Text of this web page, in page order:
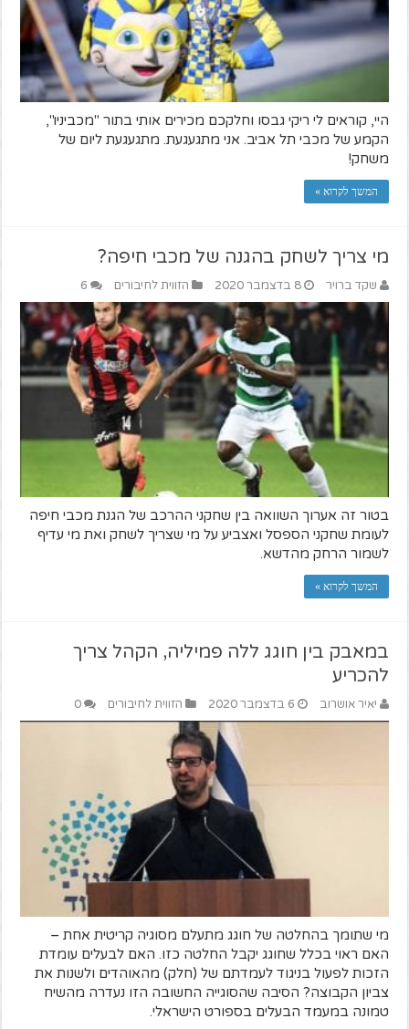
היי, קוראים לי ריקי גבסו וחלקכם מכירים אותי בתור "מכביניו",
הקמע של מכבי תל אביב. אני מתגעגעת. מתגעגעת ליום של
משחק!
המשך לקרוא »
מי צריך לשחק בהגנה של מכבי חיפה?
שקד ברויר 8 בדצמבר 2020 הזווית לחיבורים 6
בטור זה אערוך השוואה בין שחקני ההרכב של הגנת מכבי חיפה
לעומת שחקני הספסל ואצביע על מי שצריך לשחק ואת מי עדיף
לשמור הרחק מהדשא.
המשך לקרוא »
במאבק בין חוגג ללה פמיליה, הקהל צריך
להכריע
יאיר אושרוב 6 בדצמבר 2020 הזווית לחיבורים 0
מי שתומך בהחלטה של חוגג מתעלם מסוגיה קריטית אחת –
האם ראוי בכלל שחוגג יקבל החלטה כזו. האם לבעלים עומדת
הזכות לפעול בניגוד לעמדתם של (חלק) מהאוהדים ולשנות את
צביון הקבוצה? הסיבה שהסוגייה החשובה הזו נעדרה מהשיח
טמונה במעמד הבעלים בספורט הישראלי.